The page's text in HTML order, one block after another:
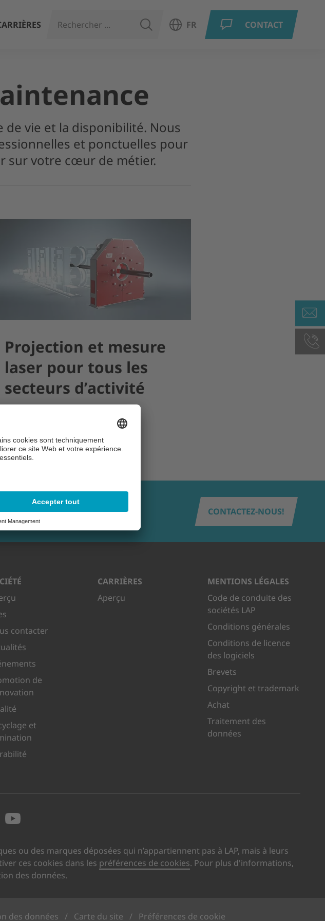
RECHERCHER
Ouvrir le choix de la langue
FR CONTACT
de vie et la disponibilité. Nous
et ponctuelles pour
sur votre cœur de métier.
Projection et mesure
laser pour tous les
secteurs d’activité
CONTACTEZ-NOUS!
contacter
de
et
CARRIÈRES
Aperçu
MENTIONS LÉGALES
Code de conduite des
sociétés LAP
Conditions générales
Conditions de licence
des logiciels
Brevets
Copyright et trademark
Achat
Traitement des
données
nous visite sur XING
nous visite sur LinkedIn
ou des marques déposées qui n’appartiennent pas à LAP, mais à leurs
ces cookies dans les préférences de cookies. Pour plus d'informations,
des données.
des données / Carte du site / Préférences de cookie